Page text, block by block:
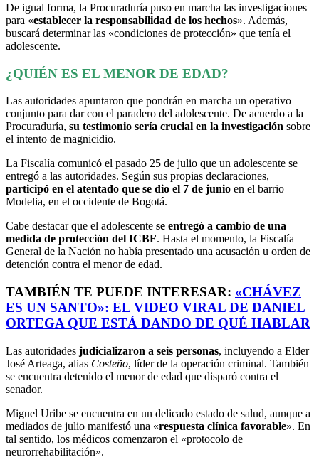
De igual forma, la Procuraduría puso en marcha las investigaciones
para «establecer la responsabilidad de los hechos». Además,
buscará determinar las «condiciones de protección» que tenía el
adolescente.
¿QUIÉN ES EL MENOR DE EDAD?
Las autoridades apuntaron que pondrán en marcha un operativo
conjunto para dar con el paradero del adolescente. De acuerdo a la
Procuraduría, su testimonio sería crucial en la investigación sobre
el intento de magnicidio.
La Fiscalía comunicó el pasado 25 de julio que un adolescente se
entregó a las autoridades. Según sus propias declaraciones,
participó en el atentado que se dio el 7 de junio en el barrio
Modelia, en el occidente de Bogotá.
Cabe destacar que el adolescente se entregó a cambio de una
medida de protección del ICBF. Hasta el momento, la Fiscalía
General de la Nación no había presentado una acusación u orden de
detención contra el menor de edad.
TAMBIÉN TE PUEDE INTERESAR: «CHÁVEZ
ES UN SANTO»: EL VIDEO VIRAL DE DANIEL
ORTEGA QUE ESTÁ DANDO DE QUÉ HABLAR
Las autoridades judicializaron a seis personas, incluyendo a Elder
José Arteaga, alias Costeño, líder de la operación criminal. También
se encuentra detenido el menor de edad que disparó contra el
senador.
Miguel Uribe se encuentra en un delicado estado de salud, aunque a
mediados de julio manifestó una «respuesta clínica favorable». En
tal sentido, los médicos comenzaron el «protocolo de
neurorrehabilitación».